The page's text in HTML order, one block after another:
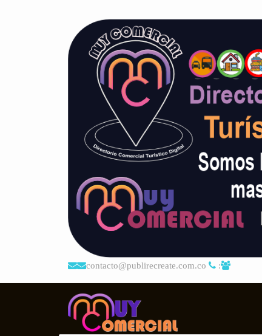
contacto@publirecreate.com.co :